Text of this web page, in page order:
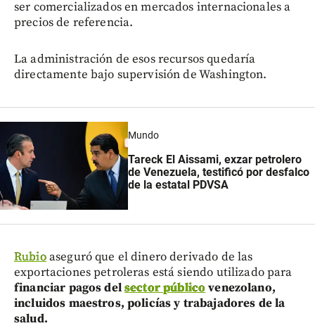
ser comercializados en mercados internacionales a
precios de referencia.
La administración de esos recursos quedaría
directamente bajo supervisión de Washington.
Mundo
Tareck El Aissami, exzar petrolero
de Venezuela, testificó por desfalco
de la estatal PDVSA
Rubioaseguró que el dinero derivado de las
exportaciones petroleras está siendo utilizado para
financiar pagos delsector públicovenezolano,
incluidos maestros, policías y trabajadores de la
salud.